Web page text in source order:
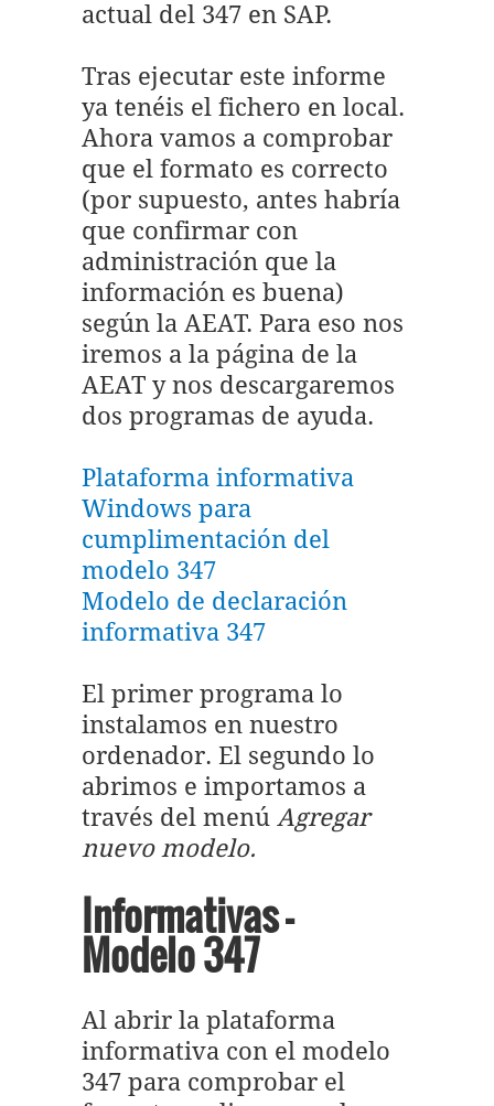
actual del 347 en SAP.
Tras ejecutar este informe
ya tenéis el fichero en local.
Ahora vamos a comprobar
que el formato es correcto
(por supuesto, antes habría
que confirmar con
administración que la
información es buena)
según la AEAT. Para eso nos
iremos a la página de la
AEAT y nos descargaremos
dos programas de ayuda.
Plataforma informativa
Windows para
cumplimentación del
modelo 347
Modelo de declaración
informativa 347
El primer programa lo
instalamos en nuestro
ordenador. El segundo lo
abrimos e importamos a
través del menú Agregar
nuevo modelo.
Informativas -
Modelo 347
Al abrir la plataforma
informativa con el modelo
347 para comprobar el